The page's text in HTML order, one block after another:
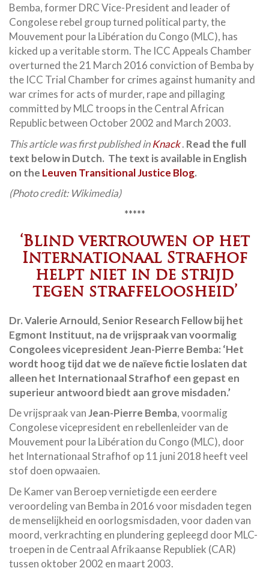
Bemba, former DRC Vice-President and leader of
Congolese rebel group turned political party, the
Mouvement pour la Libération du Congo (MLC), has
kicked up a veritable storm. The ICC Appeals Chamber
overturned the 21 March 2016 conviction of Bemba by
the ICC Trial Chamber for crimes against humanity and
war crimes for acts of murder, rape and pillaging
committed by MLC troops in the Central African
Republic between October 2002 and March 2003.
This article was first published in Knack. Read the full
text below in Dutch. The text is available in English
on the Leuven Transitional Justice Blog.
(Photo credit: Wikimedia)
*****
‘Blind vertrouwen op het
Internationaal Strafhof
helpt niet in de strijd
tegen straffeloosheid’
Dr. Valerie Arnould, Senior Research Fellow bij het
Egmont Instituut, na de vrijspraak van voormalig
Congolees vicepresident Jean-Pierre Bemba: ‘Het
wordt hoog tijd dat we de naïeve fictie loslaten dat
alleen het Internationaal Strafhof een gepast en
superieur antwoord biedt aan grove misdaden.’
De vrijspraak vanJean-Pierre Bemba, voormalig
Congolese vicepresident en rebellenleider van de
Mouvement pour la Libération du Congo (MLC), door
het Internationaal Strafhof op 11 juni 2018 heeft veel
stof doen opwaaien.
De Kamer van Beroep vernietigde een eerdere
veroordeling van Bemba in 2016 voor misdaden tegen
de menselijkheid en oorlogsmisdaden, voor daden van
moord, verkrachting en plundering gepleegd door MLC-
troepen in de Centraal Afrikaanse Republiek (CAR)
tussen oktober 2002 en maart 2003.